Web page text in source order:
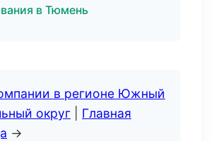
в Тюмень
в регионе Южный
округ
Главная
→